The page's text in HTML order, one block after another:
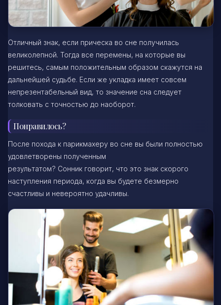
Отличный знак, если прическа во сне получилась
великолепной. Тогда все перемены, на которые вы
решитесь, самым положительным образом скажутся на
дальнейшей судьбе. Если же укладка имеет совсем
непрезентабельный вид, то значение сна следует
толковать с точностью до наоборот.
Понравилось?
После похода к парикмахеру во сне вы были полностью
удовлетворены полученным
результатом? Сонник говорит, что это знак скорого
наступления периода, когда вы будете безмерно
счастливы и невероятно удачливы.